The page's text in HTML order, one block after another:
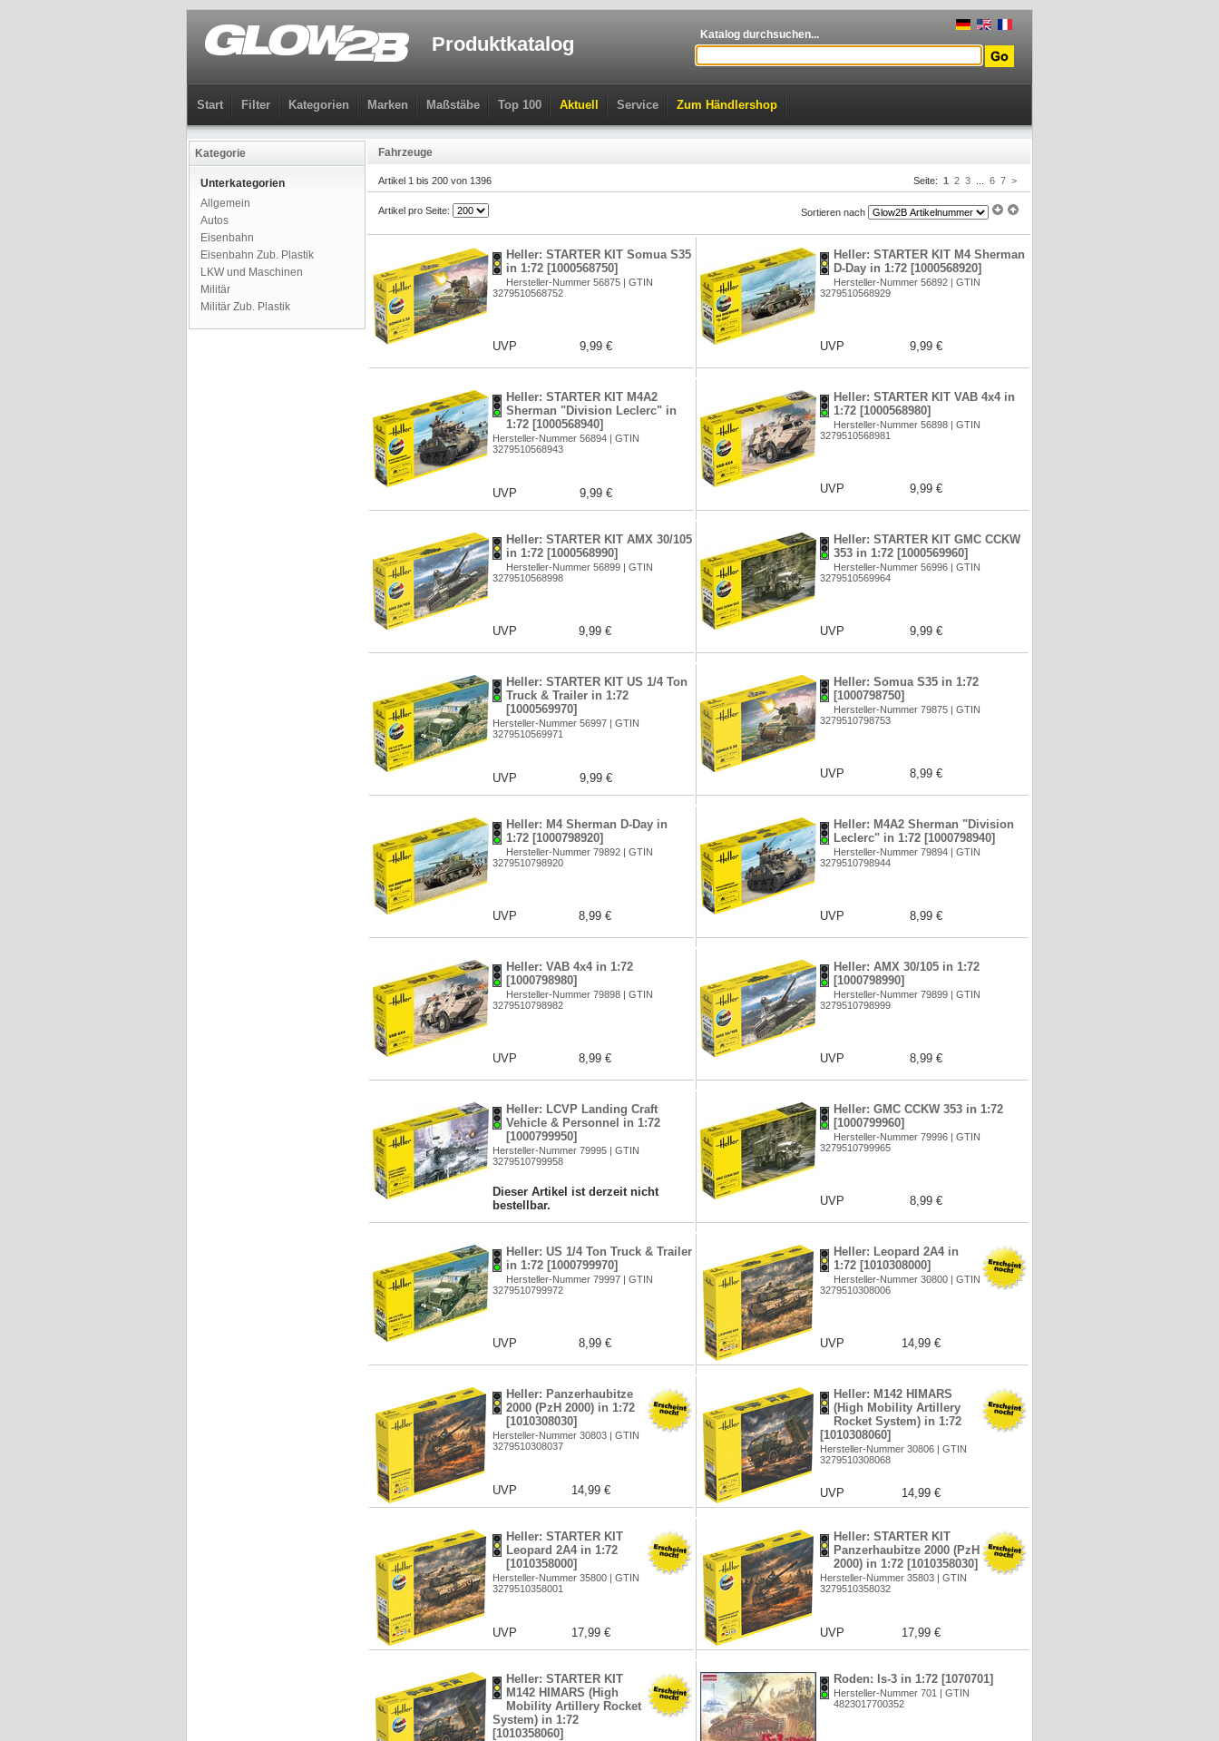
Produktkatalog Katalog durchsuchen...
Start Filter Kategorien Marken Maßstäbe Top 100 Aktuell Service Zum Händlershop
Kategorie
Unterkategorien
Allgemein
Autos
Eisenbahn
Eisenbahn Zub. Plastik
LKW und Maschinen
Militär
Militär Zub. Plastik
Fahrzeuge
Seite: 1 2 3 6 7 >
Artikel 1 bis 200 von 1396
Sortieren nach
Artikel pro Seite:
Heller: STARTER KIT Somua S35
in 1:72 [1000568750]
Hersteller-Nummer 56875 | GTIN
3279510568752
UVP 9,99 €
Heller: STARTER KIT M4 Sherman
D-Day in 1:72 [1000568920]
Hersteller-Nummer 56892 | GTIN
3279510568929
UVP 9,99 €
Heller: STARTER KIT M4A2
Sherman "Division Leclerc" in
1:72 [1000568940]
Hersteller-Nummer 56894 | GTIN
3279510568943
UVP 9,99 €
Heller: STARTER KIT VAB 4x4 in
1:72 [1000568980]
Hersteller-Nummer 56898 | GTIN
3279510568981
UVP 9,99 €
Heller: STARTER KIT AMX 30/105
in 1:72 [1000568990]
Hersteller-Nummer 56899 | GTIN
3279510568998
UVP 9,99 €
Heller: STARTER KIT GMC CCKW
353 in 1:72 [1000569960]
Hersteller-Nummer 56996 | GTIN
3279510569964
UVP 9,99 €
Heller: STARTER KIT US 1/4 Ton
Truck & Trailer in 1:72
[1000569970]
Hersteller-Nummer 56997 | GTIN
3279510569971
UVP 9,99 €
Heller: Somua S35 in 1:72
[1000798750]
Hersteller-Nummer 79875 | GTIN
3279510798753
UVP 8,99 €
Heller: M4 Sherman D-Day in
1:72 [1000798920]
Hersteller-Nummer 79892 | GTIN
3279510798920
UVP 8,99 €
Heller: M4A2 Sherman "Division
Leclerc" in 1:72 [1000798940]
Hersteller-Nummer 79894 | GTIN
3279510798944
UVP 8,99 €
Heller: VAB 4x4 in 1:72
[1000798980]
Hersteller-Nummer 79898 | GTIN
3279510798982
UVP 8,99 €
Heller: AMX 30/105 in 1:72
[1000798990]
Hersteller-Nummer 79899 | GTIN
3279510798999
UVP 8,99 €
Heller: LCVP Landing Craft
Vehicle & Personnel in 1:72
[1000799950]
Hersteller-Nummer 79995 | GTIN
3279510799958
Dieser Artikel ist derzeit nicht
bestellbar.
Heller: GMC CCKW 353 in 1:72
[1000799960]
Hersteller-Nummer 79996 | GTIN
3279510799965
UVP 8,99 €
Heller: US 1/4 Ton Truck & Trailer
in 1:72 [1000799970]
Hersteller-Nummer 79997 | GTIN
3279510799972
UVP 8,99 €
Heller: Leopard 2A4 in
1:72 [1010308000]
Hersteller-Nummer 30800 | GTIN
3279510308006
UVP 14,99 €
Heller: Panzerhaubitze
2000 (PzH 2000) in 1:72
[1010308030]
Hersteller-Nummer 30803 | GTIN
3279510308037
UVP 14,99 €
Heller: M142 HIMARS
(High Mobility Artillery
Rocket System) in 1:72
[1010308060]
Hersteller-Nummer 30806 | GTIN
3279510308068
UVP 14,99 €
Heller: STARTER KIT
Leopard 2A4 in 1:72
[1010358000]
Hersteller-Nummer 35800 | GTIN
3279510358001
UVP 17,99 €
Heller: STARTER KIT
Panzerhaubitze 2000 (PzH
2000) in 1:72 [1010358030]
Hersteller-Nummer 35803 | GTIN
3279510358032
UVP 17,99 €
Heller: STARTER KIT
M142 HIMARS (High
Mobility Artillery Rocket
System) in 1:72
[1010358060]
Roden: Is-3 in 1:72 [1070701]
Hersteller-Nummer 701 | GTIN
4823017700352